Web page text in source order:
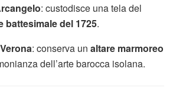
: custodisce una tela del
battesimale del 1725.
: conserva unaltare marmoreo
dell’arte barocca isolana.